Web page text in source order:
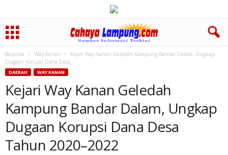
Beranda Way Kanan
Kejari Way Kanan Geledah Kampung Bandar Dalam, Ungkap
Dugaan Korupsi Dana Desa...
DAERAH WAY KANAN
Kejari Way Kanan Geledah
Kampung Bandar Dalam, Ungkap
Dugaan Korupsi Dana Desa
Tahun 2020–2022